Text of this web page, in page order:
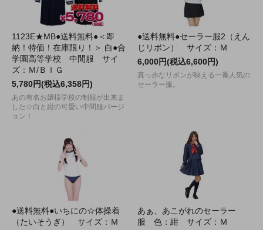
1123E★MB●送料無料●＜即
納！特価！在庫限り！＞ 白●合
学園高等学校 中間服 サイ
ズ：Ｍ/ＢＩＧ
5,780円(税込6,358円)
あの有名お嬢様学校の制服が出来ま
した☆白と紺の可愛い中間服バージ
ョン！
●送料無料●セーラー服2（えん
じリボン） サイズ：Ｍ
6,000円(税込6,600円)
真っ赤なリボンが映える一番人気の
セーラー服。
●送料無料●いちにの☆体操着
（たいそうぎ） サイズ：Ｍ
あぁ、あこがれのセーラー
服 色：紺 サイズ：Ｍ